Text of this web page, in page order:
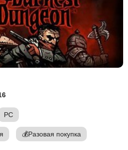
PC
💰Разовая покупка